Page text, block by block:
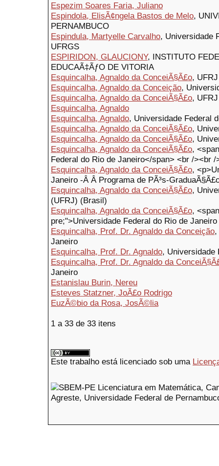
Espezim Soares Faria, Juliano
Espindola, ElisÃ¢ngela Bastos de Melo,
PERNAMBUCO
Espindula, Martyelle Carvalho, Universidade
UFRGS
ESPIRIDON, GLAUCIONY, INSTITUTO
EDUCAÃ‡ÃƒO DE VITORIA
Esquincalha, Agnaldo da ConceiÃ§Ã£o, UFRJ
Esquincalha, Agnaldo da Conceição,
Esquincalha, Agnaldo da ConceiÃ§Ã£o, UFRJ
Esquincalha, Agnaldo
Esquincalha, Agnaldo, Universidade Federal
Esquincalha, Agnaldo da ConceiÃ§Ã£o,
Esquincalha, Agnaldo da ConceiÃ§Ã£o,
Esquincalha, Agnaldo da ConceiÃ§Ã£o,
Federal do Rio de Janeiro</span> <br /><br
Esquincalha, Agnaldo da ConceiÃ§Ã£o,
Janeiro -Â Â Programa de PÃ³s-
Esquincalha, Agnaldo da ConceiÃ§Ã£o,
(UFRJ) (Brasil)
Esquincalha, Agnaldo da ConceiÃ§Ã£o,
pre;">Universidade Federal do Rio de
Esquincalha, Prof. Dr. Agnaldo da Conceição,
Janeiro
Esquincalha, Prof. Dr. Agnaldo, Universidade
Esquincalha, Prof. Dr. Agnaldo da
Janeiro
Estanislau Burin, Nereu
Esteves Statzner, JoÃ£o Rodrigo
EuzÃ©bio da Rosa, JosÃ©lia
1 a 33 de 33 itens
Este trabalho está licenciado sob uma